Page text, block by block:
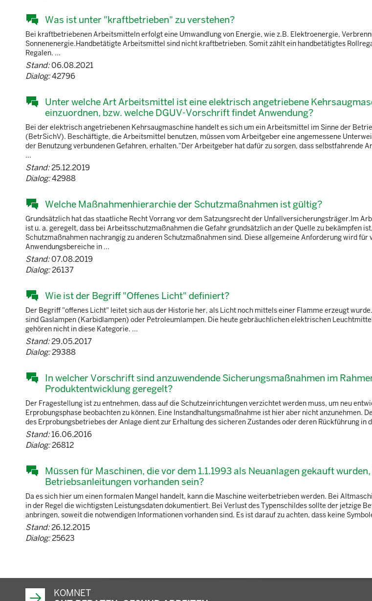
Was ist unter "kraftbetrieben" zu verstehen?
Bei kraftbetriebenen Arbeitsmitteln erfolgt eine Umwandlung von Energie, wie z.B. Elektroenergie,
Sonnenenergie.Handbetätigte Arbeitsmittel sind nicht kraftbetrieben. Somit zählt ein handbetätigtes
Regalen. ...
Stand:06.08.2021
Dialog:42796
Unter welche Art Arbeitsmittel ist eine elektrisch angetriebene
einzuordnen, bzw. welche DGUV-Vorschrift findet Anwendung?
Bei der elektrisch angetriebenen Kehrsaugmaschine handelt es sich um ein Arbeitsmittel im Sinne der
(BetrSichV). Beschäftigte, die Arbeitsmittel benutzen, müssen vom Arbeitgeber eine angemessene
der Benutzung verbundenen Gefahren, erhalten."Der Arbeitgeber hat dafür zu sorgen, dass selbstfahrende
...
Stand:25.12.2019
Dialog:42988
Welche Maßnahmenhierarchie der Schutzmaßnahmen ist gültig?
Grundsätzlich hat das staatliche Recht Vorrang vor dem Satzungsrecht der Unfallversicherungsträger.Im
ist u. a. geregelt, dass bei Arbeitsschutzmaßnahmen die Gefahr grundsätzlich an der Quelle zu bekämpfen
Schutzmaßnahmen nachrangig zu anderen Schutzmaßnahmen sind. Diese allgemeine Anforderung wird für
Anwendungsbereiche in ...
Stand:07.08.2019
Dialog:26137
Wie ist der Begriff "Offenes Licht" definiert?
Der Begriff "offenes Licht" leitet sich aus der Historie her, als Licht noch mittels einer Flamme erzeugt
sind Gaslampen (Karbidlampen) oder Petroleumlampen. Die heute gebräuchlichen elektrischen
gehören nicht in diese Kategorie. ...
Stand:29.05.2017
Dialog:29388
In welcher Vorschrift sind anzuwendende Sicherungsmaßnahmen im
Produktentwicklung geregelt?
Der Fragestellung ist zu entnehmen, dass auf die Schutzeinrichtungen verzichtet werden muss, um neu
Erprobungsphase beobachten zu können. Eine Instandhaltungsmaßnahme ist hier aber nicht anzunehmen.
des Erprobungsbetriebes der Anlage dient zur Erhaltung des sicheren Zustandes oder deren Rückführung in
Stand:16.06.2016
Dialog:26812
Müssen für Maschinen, die vor dem 1.1.1993 als Neuanlagen gekauft
Betriebsanleitungen vorhanden sein?
Da es sich hier um einen formalen Mangel handelt, kann die Maschine weiterbetrieben werden. Bei
in der Regel die wichtigsten Leistungsdaten dokumentiert. Bei Verlust des Typenschildes sollte der jetzige
anbringen, soweit die notwendigen Informationen vorhanden sind. Es ist darauf zu achten, dass keine
Stand:26.12.2015
Dialog:25623
KOMNET